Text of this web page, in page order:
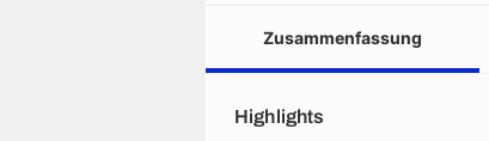
Zusammenfassung
Highlights